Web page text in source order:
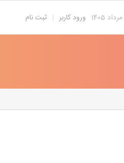
ثبت نام | ورود کاربر مرداد 1405